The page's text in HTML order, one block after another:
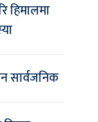
हिमालमा
सार्वजनिक